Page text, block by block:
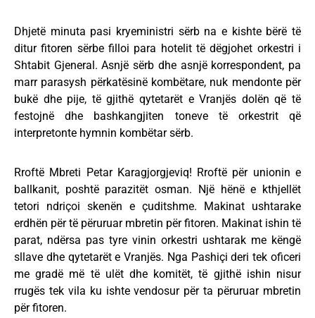
Dhjetë minuta pasi kryeministri sërb na e kishte bërë të
ditur fitoren sërbe filloi para hotelit të dëgjohet orkestri i
Shtabit Gjeneral. Asnjë sërb dhe asnjë korrespondent, pa
marr parasysh përkatësinë kombëtare, nuk mendonte për
bukë dhe pije, të gjithë qytetarët e Vranjës dolën që të
festojnë dhe bashkangjiten toneve të orkestrit që
interpretonte hymnin kombëtar sërb.
Rroftë Mbreti Petar Karagjorgjeviq! Rroftë për unionin e
ballkanit, poshtë parazitët osman. Një hënë e kthjellët
tetori ndriçoi skenën e çuditshme. Makinat ushtarake
erdhën për të përuruar mbretin për fitoren. Makinat ishin të
parat, ndërsa pas tyre vinin orkestri ushtarak me këngë
sllave dhe qytetarët e Vranjës. Nga Pashiçi deri tek oficeri
me gradë më të ulët dhe komitët, të gjithë ishin nisur
rrugës tek vila ku ishte vendosur për ta përuruar mbretin
për fitoren.